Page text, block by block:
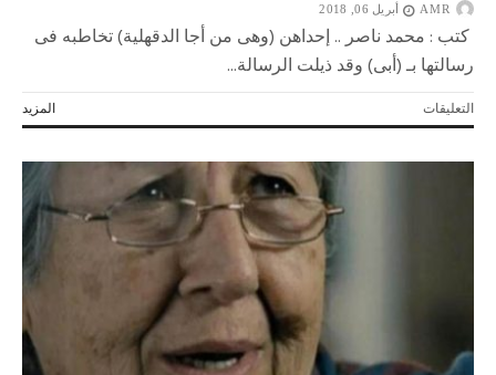
AMR أبريل 06, 2018
كتب : محمد ناصر .. إحداهن (وهى من أجا الدقهلية) تخاطبه فى
رسالتها بـ (أبى) وقد ذيلت الرسالة...
المزيد التعليقاتعلى
رسائل